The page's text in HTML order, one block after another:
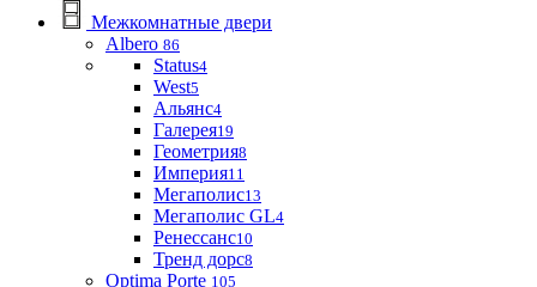
Межкомнатные двери
Albero 86
Status4
West5
Альянс4
Галерея19
Геометрия8
Империя11
Мегаполис13
Мегаполис GL4
Ренессанс10
Тренд дорс8
Optima Porte 105